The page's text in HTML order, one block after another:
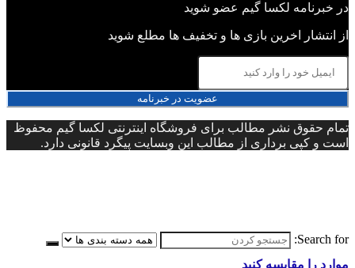
در خبرنامه لکسا گیم عضو شوید
از انتشار اخرین بازی ها و تخفیف ها مطلع شوید
عضویت در خبرنامه
تمام حقوق نشر مطالب برای فروشگاه اینترنتی لکسا گیم محفوظ
است و کپی برداری از مطالب این وبسایت پیگرد قانونی دارد.
Search for:
موارد را مقایسه کنید